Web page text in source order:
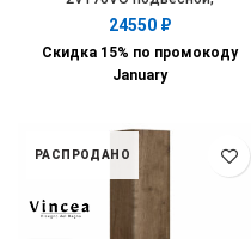
1700*350*350, V.Oak
24550 ₽
Скидка 15% по промокоду
January
РАСПРОДАНО